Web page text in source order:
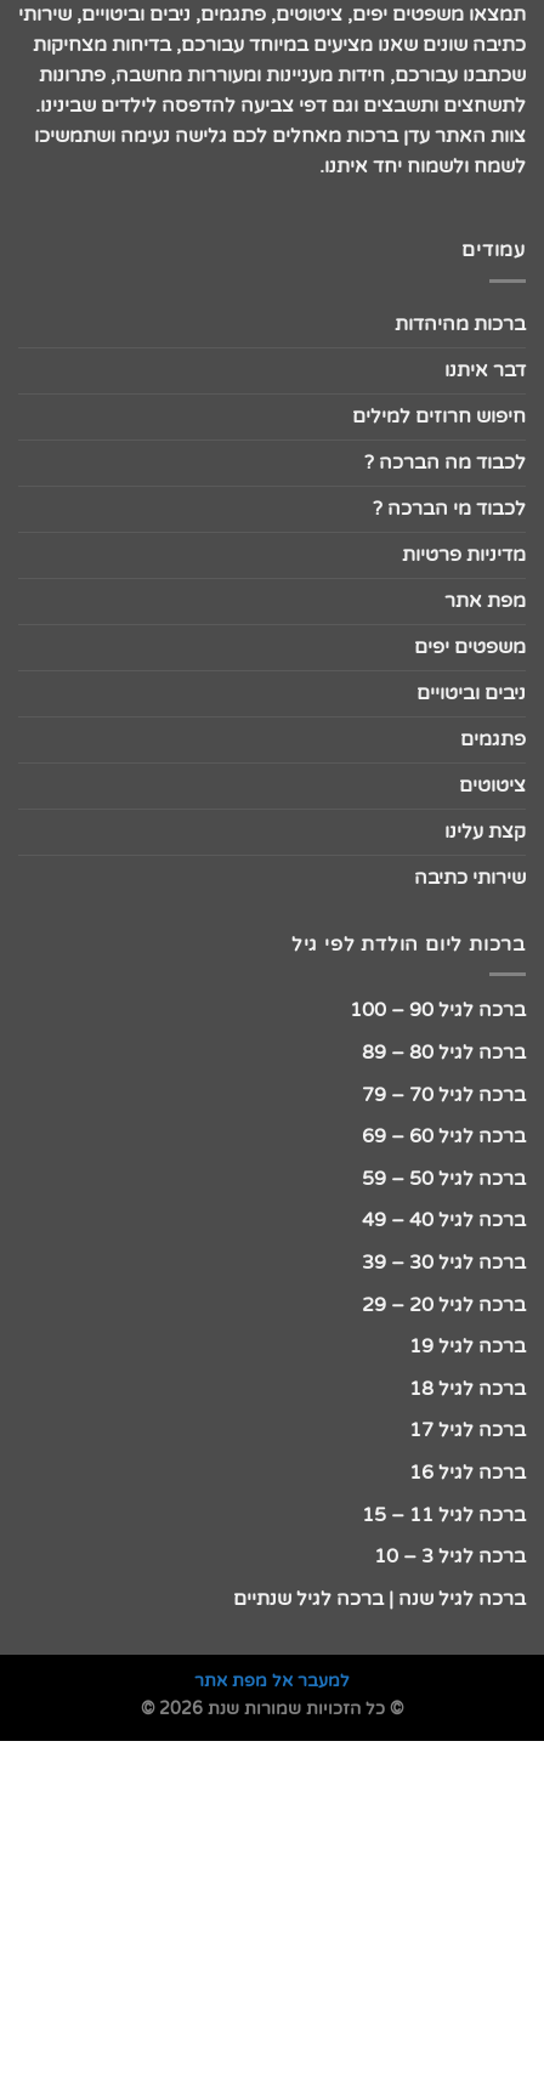
תמצאו משפטים יפים, ציטוטים, פתגמים, ניבים וביטויים, שירותי
כתיבה שונים שאנו מציעים במיוחד עבורכם, בדיחות מצחיקות
שכתבנו עבורכם, חידות מעניינות ומעוררות מחשבה, פתרונות
לתשחצים ותשבצים וגם דפי צביעה להדפסה לילדים שבינינו.
צוות האתר עדן ברכות מאחלים לכם גלישה נעימה ושתמשיכו
לשמח ולשמוח יחד איתנו.
עמודים
ברכות מהיהדות
דבר איתנו
חיפוש חרוזים למילים
לכבוד מה הברכה ?
לכבוד מי הברכה ?
מדיניות פרטיות
מפת אתר
משפטים יפים
ניבים וביטויים
פתגמים
ציטוטים
קצת עלינו
שירותי כתיבה
ברכות ליום הולדת לפי גיל
ברכה לגיל 90 – 100
ברכה לגיל 80 – 89
ברכה לגיל 70 – 79
ברכה לגיל 60 – 69
ברכה לגיל 50 – 59
ברכה לגיל 40 – 49
ברכה לגיל 30 – 39
ברכה לגיל 20 – 29
ברכה לגיל 19
ברכה לגיל 18
ברכה לגיל 17
ברכה לגיל 16
ברכה לגיל 11 – 15
ברכה לגיל 3 – 10
ברכה לגיל שנה | ברכה לגיל שנתיים
למעבר אל מפת אתר
© כל הזכויות שמורות שנת 2026 ©